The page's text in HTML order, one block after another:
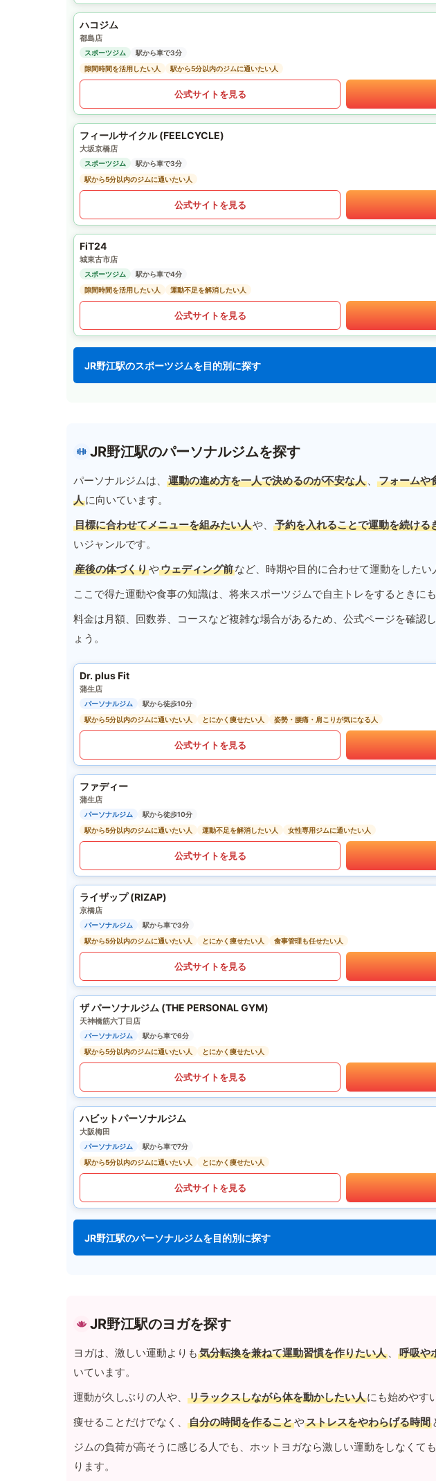
ハコジム
都島店
スポーツジム
駅から車で3分
隙間時間を活用したい人
駅から5分以内のジムに通いたい人
公式サイトを見る
フィールサイクル (FEELCYCLE)
大坂京橋店
スポーツジム
駅から車で3分
駅から5分以内のジムに通いたい人
公式サイトを見る
FiT24
城東古市店
スポーツジム
駅から車で4分
隙間時間を活用したい人
運動不足を解消したい人
公式サイトを見る
JR野江駅のスポーツジムを目的別に探す
JR野江駅のパーソナルジムを探す
パーソナルジムは、 運動の進め方を一人で決めるのが不安な人 、
フォームや
人に向いています。
目標に合わせてメニューを組みたい人や、 予約を入れることで運動を続ける
いジャンルです。
産後の体づくりやウェディング前など、時期や目的に合わせて運動をしたい
ここで得た運動や食事の知識は、将来スポーツジムで自主トレをするときにも
料金は月額、回数券、コースなど複雑な場合があるため、公式ページを確認
ょう。
Dr. plus Fit
蒲生店
パーソナルジム
駅から徒歩10分
駅から5分以内のジムに通いたい人
とにかく痩せたい人 姿勢・腰痛・肩こりが気になる人
公式サイトを見る
ファディー
蒲生店
パーソナルジム
駅から徒歩10分
駅から5分以内のジムに通いたい人
運動不足を解消したい人 女性専用ジムに通いたい人
公式サイトを見る
ライザップ (RIZAP)
京橋店
パーソナルジム
駅から車で3分
駅から5分以内のジムに通いたい人
とにかく痩せたい人 食事管理も任せたい人
公式サイトを見る
ザ パーソナルジム (THE PERSONAL GYM)
天神橋筋六丁目店
パーソナルジム
駅から車で6分
駅から5分以内のジムに通いたい人
とにかく痩せたい人
公式サイトを見る
ハビットパーソナルジム
大阪梅田
パーソナルジム
駅から車で7分
駅から5分以内のジムに通いたい人
とにかく痩せたい人
公式サイトを見る
JR野江駅のパーソナルジムを目的別に探す
JR野江駅のヨガを探す
ヨガは、激しい運動よりも 気分転換を兼ねて運動習慣を作りたい人 、 呼吸や
いています。
運動が久しぶりの人や、
リラックスしながら体を動かしたい人にも始めやす
痩せることだけでなく、
自分の時間を作ることやストレスをやわらげる時間
ジムの負荷が高そうに感じる人でも、ホットヨガなら激しい運動をしなくても
ります。